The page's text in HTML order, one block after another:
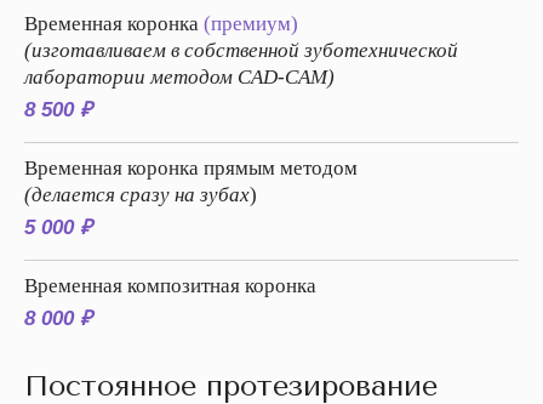
Временная коронка (премиум)
(изготавливаем в собственной зуботехнической
лаборатории методом CAD-CAM)
8 500 ₽
Временная коронка прямым методом
(делается сразу на зубах)
5 000 ₽
Временная композитная коронка
8 000 ₽
Постоянное протезирование